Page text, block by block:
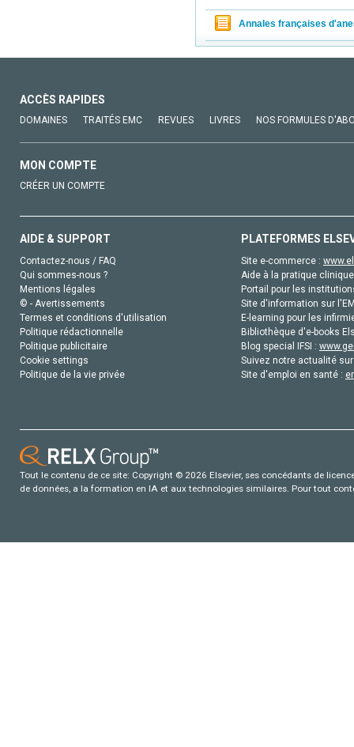
Annales françaises
ACCÈS RAPIDES
DOMAINES TRAITÉS EMC REVUES LIVRES NOS FORMULES
MON COMPTE
CRÉER UN COMPTE
AIDE & SUPPORT
Contactez-nous / FAQ
Qui sommes-nous ?
Mentions légales
© - Avertissements
Termes et conditions d'utilisation
Politique rédactionnelle
Politique publicitaire
Cookie settings
Politique de la vie privée
PLATEFORMES
Site e-commerce :
Aide à la pratique
Portail pour les
Site d'information sur
E-learning pour les
Bibliothèque d'e-books
Blog special IFSI :
Suivez notre actualité
Site d'emploi en santé :
Tout le contenu de ce site: Copyright © 2026 Elsevier, ses concédants de
de données, a la formation en IA et aux technologies similaires. Pour tout